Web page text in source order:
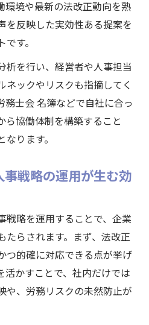
環境や最新の法改正動向を熟
を反映した実効性ある提案を
す。
析を行い、経営者や人事担当
ネックやリスクも指摘してく
務士会 名簿などで自社に合っ
ら協働体制を構築すること
ります。
戦略の運用が生む効
戦略を運用することで、企業
たらされます。まず、法改正
つ的確に対応できる点が挙げ
活かすことで、社内だけでは
や、労務リスクの未然防止が